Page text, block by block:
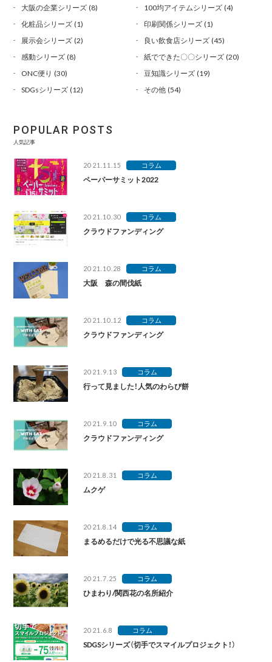
大阪の企業シリーズ(8) 100均アイテムシリーズ(4)
化粧品シリーズ(1) 印刷関係シリーズ(1)
展示会シリーズ(2) 良い飲食店シリーズ(45)
感動シリーズ(8) 紙でできた〇〇シリーズ(20)
ONC便り (30) 豆知識シリーズ(19)
SDGsシリーズ(12) その他(54)
POPULAR POSTS
人気記事
2021.11.15 コラム
ペーパーサミット2022
2021.10.30 コラム
クラウドファンディング
2021.10.28 コラム
大阪 森の間伐紙
2021.10.12 コラム
クラウドファンディング
2021.9.13 コラム
行って見ました！人気のわらび餅
2021.9.10 コラム
クラウドファンディング
2021.8.31 コラム
ムクゲ
2021.8.14 コラム
まるめるだけで光る不思議な紙
2021.7.25 コラム
ひまわり/関西花の名所紹介
2021.6.8 コラム
SDGSシリーズ（切手でスマイルプロジェクト！）